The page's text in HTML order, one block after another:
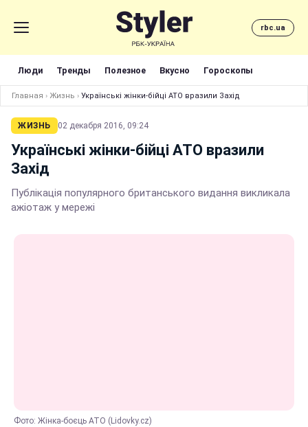
rbc.ua
Люди Тренды Полезное Вкусно Гороскопы
Главная › Жизнь › Українські жінки-бійці АТО вразили Захід
ЖИЗНЬ 02 декабря 2016, 09:24
Українські жінки-бійці АТО вразили
Захід
Публікація популярного британського видання викликала
ажіотаж у мережі
Фото: Жінка-боєць АТО (Lidovky.cz)